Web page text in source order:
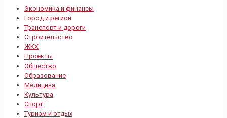
Экономика и финансы
Город и регион
Транспорт и дороги
Строительство
ЖКХ
Проекты
Общество
Образование
Медицина
Культура
Спорт
Туризм и отдых